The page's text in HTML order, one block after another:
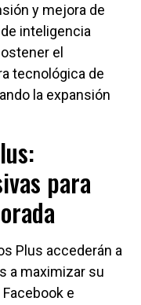
y mejora de
inteligencia
el
tecnológica de
la expansión
para
Plus accederán a
a maximizar su
e